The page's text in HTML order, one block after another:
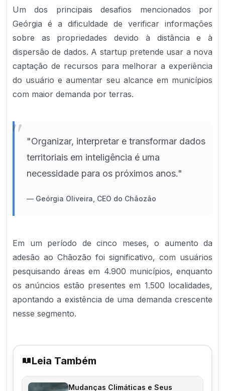
Um dos principais desafios mencionados por
Geórgia é a dificuldade de verificar informações
sobre as propriedades devido à distância e à
dispersão de dados. A startup pretende usar a nova
captação de recursos para melhorar a experiência
do usuário e aumentar seu alcance em municípios
com maior demanda por terras.
"
"Organizar, interpretar e transformar dados
territoriais em inteligência é uma
necessidade para os próximos anos."
— Geórgia Oliveira, CEO do Chãozão
Em um período de cinco meses, o aumento da
adesão ao Chãozão foi significativo, com usuários
pesquisando áreas em 4.900 municípios, enquanto
os anúncios estão presentes em 1.500 localidades,
apontando a existência de uma demanda crescente
nesse segmento.
Leia Também
Mudanças Climáticas e Seus